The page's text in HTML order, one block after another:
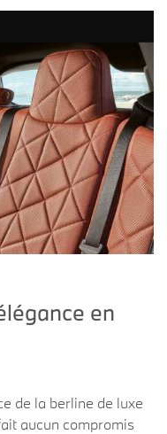
en
de la berline de luxe
aucun compromis